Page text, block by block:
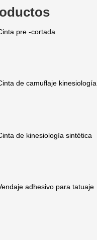
pre -cortada
de camuflaje kinesiología
de kinesiología sintética
adhesivo para tatuaje